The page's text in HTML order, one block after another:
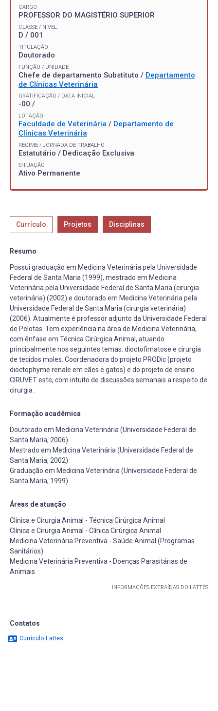
CARGO
PROFESSOR DO MAGISTÉRIO SUPERIOR
CLASSE / NÍVEL
D / 001
TITULAÇÃO
Doutorado
FUNÇÃO / UNIDADE
Chefe de departamento Substituto / Departamento
de Clínicas Veterinária
GRATIFICAÇÃO / DATA INICIAL
-00 /
LOTAÇÃO
Faculdade de Veterinária / Departamento de
Clínicas Veterinária
REGIME / JORNADA DE TRABALHO
Estatutário / Dedicação Exclusiva
SITUAÇÃO
Ativo Permanente
Currículo Projetos Disciplinas
Resumo
Possui graduação em Medicina Veterinária pela Universidade
Federal de Santa Maria (1999), mestrado em Medicina
Veterinária pela Universidade Federal de Santa Maria (cirurgia
veterinária) (2002) e doutorado em Medicina Veterinária pela
Universidade Federal de Santa Maria (cirurgia veterinária)
(2006). Atualmente é professor adjunto da Universidade Federal
de Pelotas. Tem experiência na área de Medicina Veterinária,
com ênfase em Técnica Cirúrgica Animal, atuando
principalmente nos seguintes temas: dioctofimatose e cirurgia
de tecidos moles. Coordenadora do projeto PRODic (projeto
dioctophyme renale em cães e gatos) e do projeto de ensino
CIRUVET este, com intuito de discussões semanais a respeito de
cirurgia .
Formação acadêmica
Doutorado em Medicina Veterinária (Universidade Federal de
Santa Maria, 2006)
Mestrado em Medicina Veterinária (Universidade Federal de
Santa Maria, 2002)
Graduação em Medicina Veterinária (Universidade Federal de
Santa Maria, 1999)
Áreas de atuação
Clínica e Cirurgia Animal - Técnica Cirúrgica Animal
Clínica e Cirurgia Animal - Clínica Cirúrgica Animal
Medicina Veterinária Preventiva - Saúde Animal (Programas
Sanitários)
Medicina Veterinária Preventiva - Doenças Parasitárias de
Animais
INFORMAÇÕES EXTRAÍDAS DO LATTES
Contatos
Currículo Lattes